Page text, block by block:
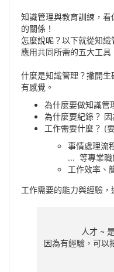
知識管理與教育訓練，
的關係！
怎麼說呢？以下就從知
應用共同所需的五大工具
什麼是知識管理？撇開生
有感覺。
為什麼要做知識管
為什麼要紀錄？
工作需要什麼？ (
事情處理流
... 等專業職
工作效率、
工作需要的能力與經驗
人才 ~
因為有經驗，可以